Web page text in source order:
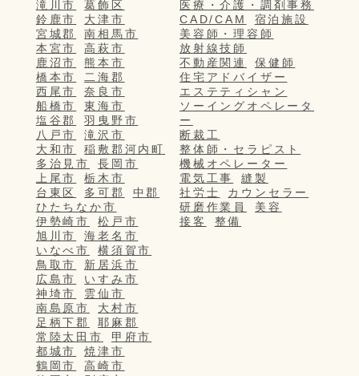
滝川市
葛飾区
鈴鹿市
大津市
宮城郡
南相馬市
本宮市
高萩市
鹿沼市
熊本市
橋本市
二海郡
西尾市
奈良市
船橋市
東海市
塩谷郡
羽曳野市
八戸市
滝沢市
大和市
稲敷郡河内町
多治見市
長岡市
上尾市
栃木市
台東区
多可郡
中郡
ひたちなか市
伊勢崎市
松戸市
旭川市
海老名市
いなべ市
横須賀市
鳥取市
新居浜市
広島市
いすみ市
神埼市
雲仙市
南島原市
大村市
足柄下郡
耶麻郡
常陸太田市
甲府市
都城市
焼津市
鶴岡市
高崎市
医療・介護・調剤事務
CAD/CAM
宿泊施設
美容師・理容師
放射線技師
不動産関連
保健師
住宅アドバイザー
エステティシャン
ソーイングオペレータ
ー
断裁工
整体師・セラピスト
機械オペレーター
電気工事
縫製
社労士
カウンセラー
研磨作業員
美容
接客
整備